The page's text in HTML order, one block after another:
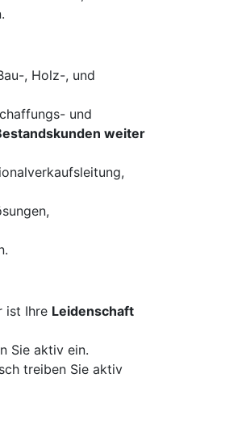
, Holz-, und
und
weiter
ist Ihre Leidenschaft
Sie aktiv ein.
treiben Sie aktiv